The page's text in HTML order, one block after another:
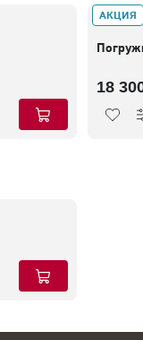
АКЦИЯ
В
18